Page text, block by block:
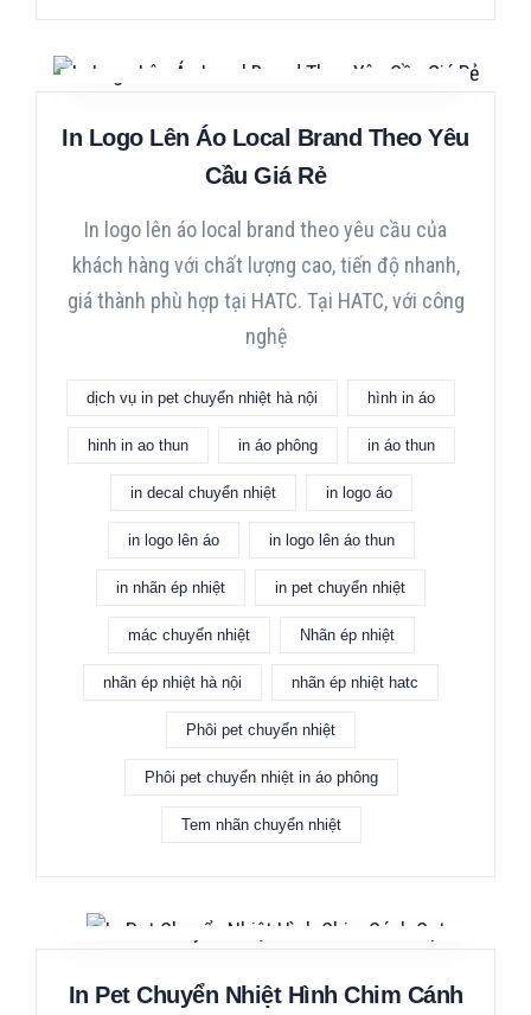
In Logo Lên Áo Local Brand Theo Yêu
Cầu Giá Rẻ
In logo lên áo local brand theo yêu cầu của
khách hàng với chất lượng cao, tiến độ nhanh,
giá thành phù hợp tại HATC. Tại HATC, với công
nghệ
dịch vụ in pet chuyển nhiệt hà nội hình in áo
hinh in ao thun in áo phông in áo thun
in decal chuyển nhiệt in logo áo
in logo lên áo in logo lên áo thun
in nhãn ép nhiệt in pet chuyển nhiệt
mác chuyển nhiệt Nhãn ép nhiệt
nhãn ép nhiệt hà nội nhãn ép nhiệt hatc
Phôi pet chuyển nhiệt
Phôi pet chuyển nhiệt in áo phông
Tem nhãn chuyển nhiệt
In Pet Chuyển Nhiệt Hình Chim Cánh